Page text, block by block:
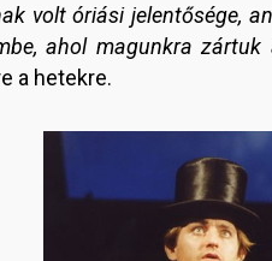
volt óriási jelentősége,
ahol magunkra
a hetekre.